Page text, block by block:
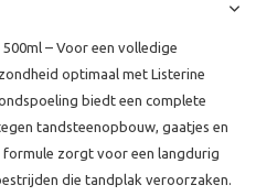
– Voor een volledige
optimaal met Listerine
biedt een complete
tandsteenopbouw, gaatjes en
zorgt voor een langdurig
die tandplak veroorzaken.